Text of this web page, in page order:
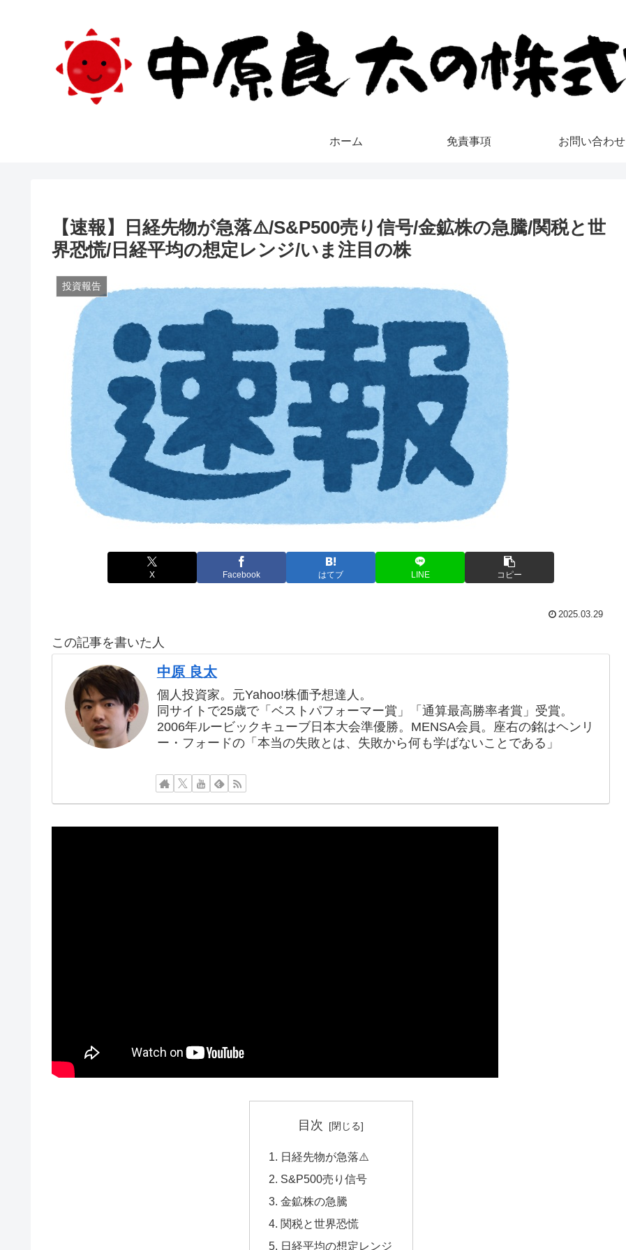
ホーム 免責事項 お問い合わせ
【速報】日経先物が急落⚠️/S&P500売り信号/金鉱株の急騰/関税と世
界恐慌/日経平均の想定レンジ/いま注目の株
投資報告
X Facebook はてブ LINE コピー
2025.03.29
この記事を書いた人
中原 良太
個人投資家。元Yahoo!株価予想達人。
同サイトで25歳で「ベストパフォーマー賞」「通算最高勝率者賞」受賞。
2006年ルービックキューブ日本大会準優勝。MENSA会員。座右の銘はヘンリ
ー・フォードの「本当の失敗とは、失敗から何も学ばないことである」
目次
日経先物が急落⚠️
S&P500売り信号
金鉱株の急騰
関税と世界恐慌
日経平均の想定レンジ